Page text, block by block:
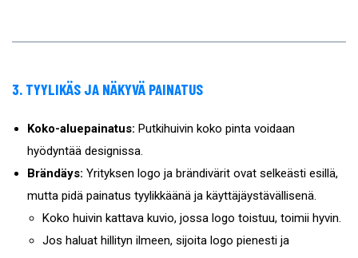
3. TYYLIKÄS JA NÄKYVÄ PAINATUS
Koko-aluepainatus: Putkihuivin koko pinta voidaan
hyödyntää designissa.
Brändäys: Yrityksen logo ja brändivärit ovat selkeästi esillä,
mutta pidä painatus tyylikkäänä ja käyttäjäystävällisenä.
Koko huivin kattava kuvio, jossa logo toistuu, toimii hyvin.
Jos haluat hillityn ilmeen, sijoita logo pienesti ja